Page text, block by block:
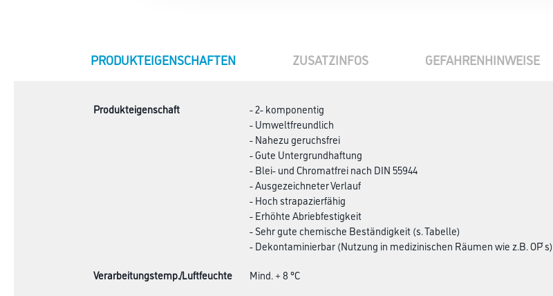
CURRENT
PRODUKTEIGENSCHAFTEN ZUSATZINFOS GEFAHRENHINWEISE
Produkteigenschaft
- 2- komponentig
- Umweltfreundlich
- Nahezu geruchsfrei
- Gute Untergrundhaftung
- Blei- und Chromatfrei nach DIN 55944
- Ausgezeichneter Verlauf
- Hoch strapazierfähig
- Erhöhte Abriebfestigkeit
- Sehr gute chemische Beständigkeit (s. Tabelle)
- Dekontaminierbar (Nutzung in medizinischen Räumen wie z.B. OP ́s)
Verarbeitungstemp./Luftfeuchte
Mind. + 8 °C